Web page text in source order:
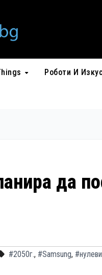
Роботи И
да
#2050г., #Samsung,